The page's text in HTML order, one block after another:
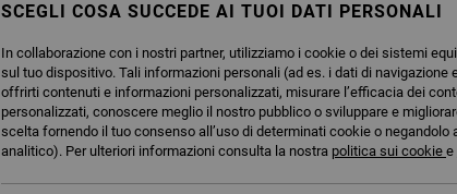
SCEGLI COSA SUCCEDE AI TUOI DATI PERSONALI
In collaborazione con i nostri partner, utilizziamo i cookie o dei sistemi
sul tuo dispositivo. Tali informazioni personali (ad es. i dati di
offrirti contenuti e informazioni personalizzati, misurare l’efficacia dei
personalizzati, conoscere meglio il nostro pubblico o sviluppare e
scelta fornendo il tuo consenso all’uso di determinati cookie o
analitico). Per ulteriori informazioni consulta la nostra politica sui cookie e